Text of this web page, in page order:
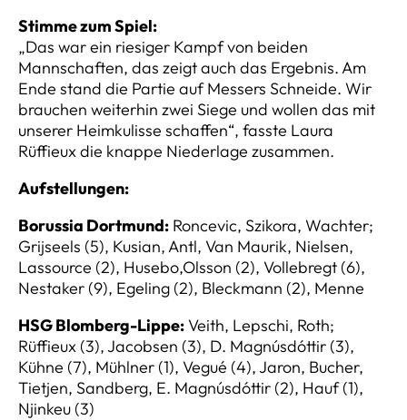
Stimme zum Spiel:
„Das war ein riesiger Kampf von beiden
Mannschaften, das zeigt auch das Ergebnis. Am
Ende stand die Partie auf Messers Schneide. Wir
brauchen weiterhin zwei Siege und wollen das mit
unserer Heimkulisse schaffen“, fasste Laura
Rüffieux die knappe Niederlage zusammen.
Aufstellungen:
Borussia Dortmund: Roncevic, Szikora, Wachter;
Grijseels (5), Kusian, Antl, Van Maurik, Nielsen,
Lassource (2), Husebo,Olsson (2), Vollebregt (6),
Nestaker (9), Egeling (2), Bleckmann (2), Menne
HSG Blomberg-Lippe:Veith, Lepschi, Roth;
Rüffieux (3), Jacobsen (3), D. Magnúsdóttir (3),
Kühne (7), Mühlner (1), Vegué (4), Jaron, Bucher,
Tietjen, Sandberg, E. Magnúsdóttir (2), Hauf (1),
Njinkeu (3)